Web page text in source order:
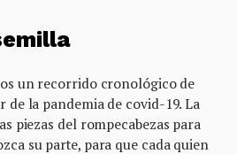
un recorrido cronológico de
de la pandemia de covid-19. La
piezas del rompecabezas para
su parte, para que cada quien